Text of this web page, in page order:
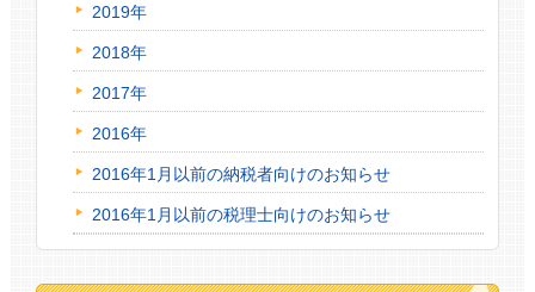
2019年
2018年
2017年
2016年
2016年1月以前の納税者向けのお知らせ
2016年1月以前の税理士向けのお知らせ